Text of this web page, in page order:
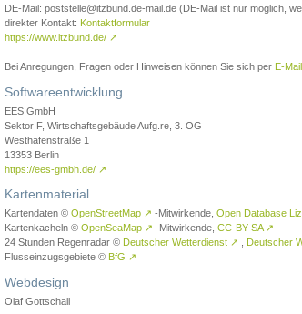
DE-Mail: poststelle@itzbund.de-mail.de (DE-Mail ist nur möglich,
direkter Kontakt: Kontaktformular
https://www.itzbund.de/ ↗
Bei Anregungen, Fragen oder Hinweisen können Sie sich per E-Mail
Softwareentwicklung
EES GmbH
Sektor F, Wirtschaftsgebäude Aufg.re, 3. OG
Westhafenstraße 1
13353 Berlin
https://ees-gmbh.de/ ↗
Kartenmaterial
Kartendaten © OpenStreetMap ↗ -Mitwirkende, Open Database
Kartenkacheln © OpenSeaMap ↗ -Mitwirkende, CC-BY-SA ↗
24 Stunden Regenradar © Deutscher Wetterdienst ↗ Deutscher
Flusseinzugsgebiete © BfG ↗
Webdesign
Olaf Gottschall